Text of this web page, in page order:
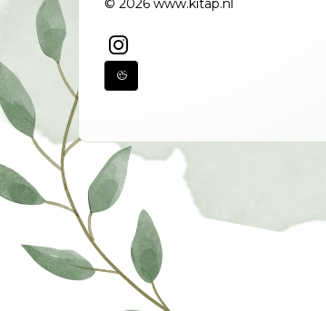
© 2026 www.kitap.nl